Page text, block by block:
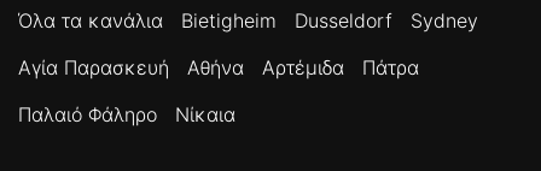
Όλα τα κανάλια Bietigheim Dusseldorf
Sydney
Αγία Παρασκευή
Αθήνα Αρτέμιδα
Πάτρα
Παλαιό Φάληρο
Νίκαια